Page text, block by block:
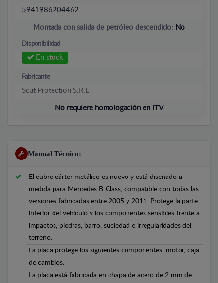
5941986204462
Montada con salida de petróleo descendido: No
Disponibilidad
En stock
Fabricante
Scut Protection S.R.L
No requiere homologación en ITV
Manual Técnico:
El cubre cárter metálico es nuevo y está diseñado a
medida para Mercedes B-Class, compatible con todas las
versiones fabricadas entre 2005 y 2011. Protege la parte
inferior del vehículo y los componentes sensibles frente a
impactos, piedras, barro, suciedad e irregularidades del
terreno.
La placa protege los siguientes componentes: motor, caja
de cambios.
La placa está fabricada en chapa de acero de 2 mm de